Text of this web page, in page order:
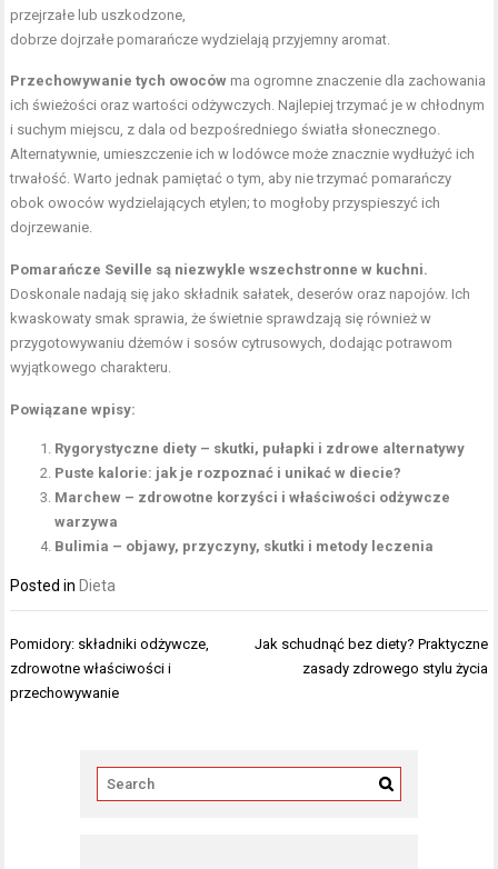
przejrzałe lub uszkodzone,
dobrze dojrzałe pomarańcze wydzielają przyjemny aromat.
Przechowywanie tych owoców ma ogromne znaczenie dla zachowania
ich świeżości oraz wartości odżywczych. Najlepiej trzymać je w chłodnym
i suchym miejscu, z dala od bezpośredniego światła słonecznego.
Alternatywnie, umieszczenie ich w lodówce może znacznie wydłużyć ich
trwałość. Warto jednak pamiętać o tym, aby nie trzymać pomarańczy
obok owoców wydzielających etylen; to mogłoby przyspieszyć ich
dojrzewanie.
Pomarańcze Seville są niezwykle wszechstronne w kuchni.
Doskonale nadają się jako składnik sałatek, deserów oraz napojów. Ich
kwaskowaty smak sprawia, że świetnie sprawdzają się również w
przygotowywaniu dżemów i sosów cytrusowych, dodając potrawom
wyjątkowego charakteru.
Powiązane wpisy:
Rygorystyczne diety – skutki, pułapki i zdrowe alternatywy
Puste kalorie: jak je rozpoznać i unikać w diecie?
Marchew – zdrowotne korzyści i właściwości odżywcze
warzywa
Bulimia – objawy, przyczyny, skutki i metody leczenia
Posted in Dieta
Nawigacja
wpisu
Pomidory: składniki odżywcze,
zdrowotne właściwości i
przechowywanie
Jak schudnąć bez diety? Praktyczne
zasady zdrowego stylu życia